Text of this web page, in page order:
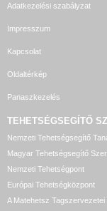
Adatkezelési szabályzat
Impresszum
Kapcsolat
Oldaltérkép
Panaszkezelés
TEHETSÉGSEGÍTŐ
Nemzeti Tehetségsegítő
Magyar Tehetségsegítő
Nemzeti Tehetségpont
Európai Tehetségközpont
A Matehetsz Tagszervezetei